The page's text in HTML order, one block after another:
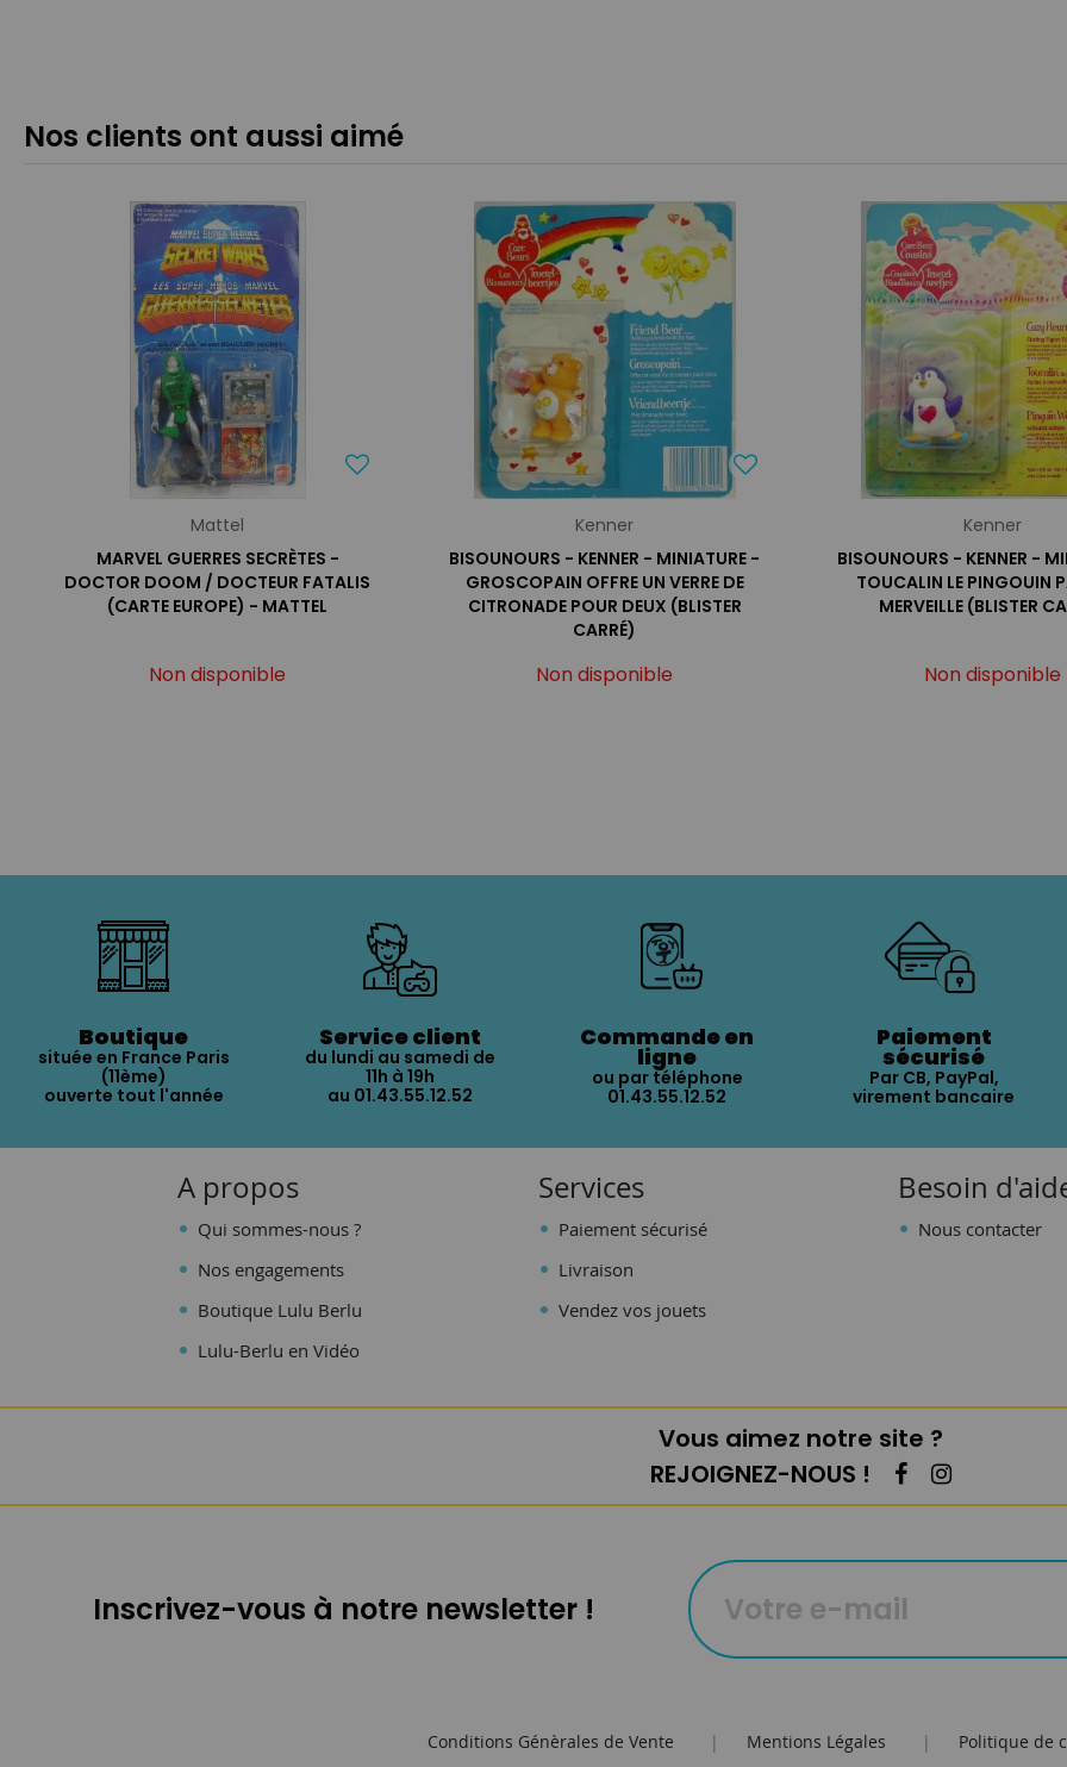
Nos clients ont aussi aimé
Mattel
MARVEL GUERRES SECRÈTES -
DOCTOR DOOM / DOCTEUR FATALIS
(CARTE EUROPE) - MATTEL
Non disponible
Kenner
BISOUNOURS - KENNER - MINIATURE -
GROSCOPAIN OFFRE UN VERRE DE
CITRONADE POUR DEUX (BLISTER
CARRÉ)
Non disponible
Kenner
BISOUNOURS - KENNER -
TOUCALIN LE PINGOUIN
MERVEILLE (BLISTER
Non disponible
Boutique
située en France Paris
(11ème)
ouverte tout l'année
Service client
du lundi au samedi de
11h à 19h
au 01.43.55.12.52
Commande en
ligne
ou par téléphone
01.43.55.12.52
Paiement
sécurisé
Par CB, PayPal,
virement bancaire
A propos
Qui sommes-nous ?
Nos engagements
Boutique Lulu Berlu
Lulu-Berlu en Vidéo
Services
Paiement sécurisé
Livraison
Vendez vos jouets
Besoin
Nous contacter
Vous aimez notre site ?
REJOIGNEZ-NOUS !
Inscrivez-vous à notre newsletter !
Conditions Génèrales de Vente | Mentions Légales | Politique de